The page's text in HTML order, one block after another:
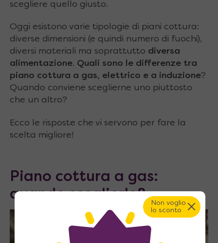
scegliere quello giusto.
Oggi esistono varie tipologie di piani cottura:
diverse dimensioni (e quindi numero di fuochi),
diversi materiali ma soprattutto diversa
alimentazione. Quali sono le differenze tra
piano cottura a gas, elettrico e a induzione?
Quando conviene sceglierne uno piuttosto
che un altro?
Ecco le risposte che vi servono per fare la
scelta migliore!
Piano cottura a gas:
quando sceglierlo?
Non voglio
lo sconto